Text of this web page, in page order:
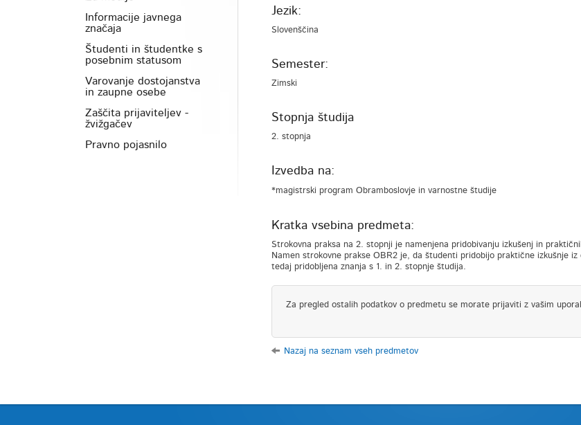
Informacije javnega
značaja
Študenti in študentke s
posebnim statusom
Varovanje dostojanstva
in zaupne osebe
Zaščita prijaviteljev -
žvižgačev
Pravno pojasnilo
Jezik:
Slovenščina
Semester:
Zimski
Stopnja študija
2. stopnja
Izvedba na:
*magistrski program Obramboslovje in varnostne študije
Kratka vsebina predmeta:
Strokovna praksa na 2. stopnji je namenjena pridobivanju izkušenj in
Namen strokovne prakse OBR2 je, da študenti pridobijo praktične izkušnje
tedaj pridobljena znanja s 1. in 2. stopnje študija.
Za pregled ostalih podatkov o predmetu se morate prijaviti z vašim
Nazaj na seznam vseh predmetov